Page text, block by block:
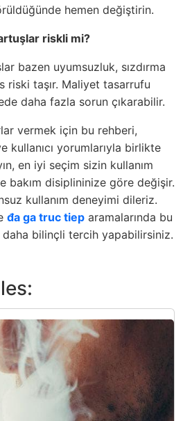
hemen değiştirin.
riskli mi?
bazen uyumsuzluk, sızdırma
riski taşır. Maliyet tasarrufu
daha fazla sorun çıkarabilir.
vermek için bu rehberi,
kullanıcı yorumlarıyla birlikte
en iyi seçim sizin kullanım
bakım disiplininize göre değişir.
kullanım deneyimi dileriz.
đa ga truc tiep aramalarında bu
bilinçli tercih yapabilirsiniz.